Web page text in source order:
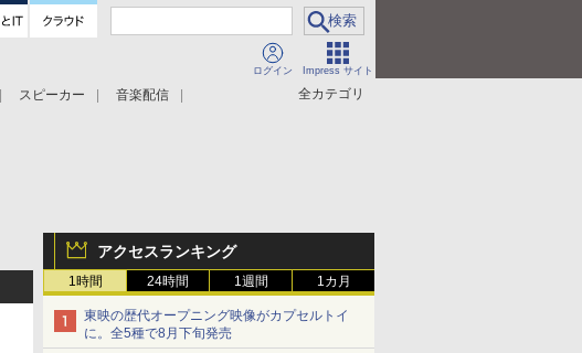
ログイン Impress サイト
全カテゴリ
スピーカー
音楽配信
アクセスランキング
1時間 24時間 1週間 1カ月
東映の歴代オープニング映像がカプセルトイ
に。全5種で8月下旬発売